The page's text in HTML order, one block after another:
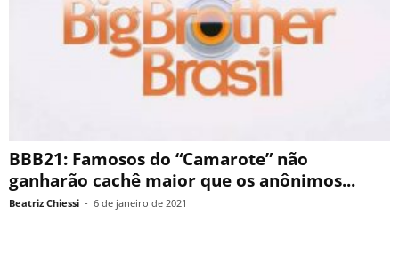
BBB21: Famosos do “Camarote” não
ganharão cachê maior que os anônimos...
Beatriz Chiessi - 6 de janeiro de 2021